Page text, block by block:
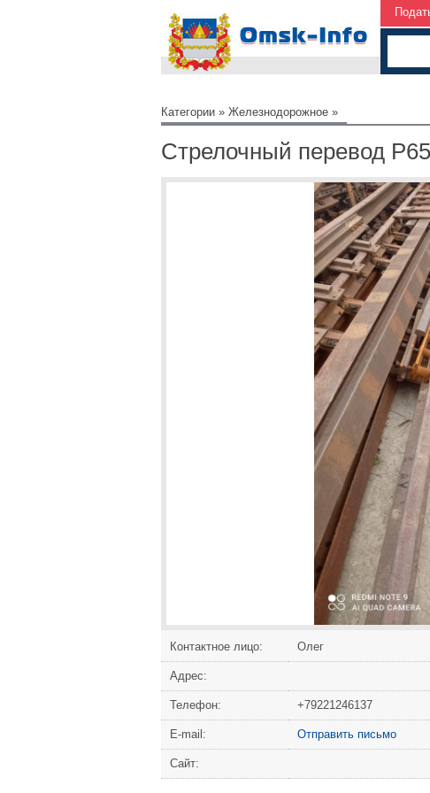
Категории » Железнодорожное »
Стрелочный перевод
Контактное лицо: Олег
Адрес:
Телефон: +79221246137
Е-mail: Отправить письмо
Сайт: